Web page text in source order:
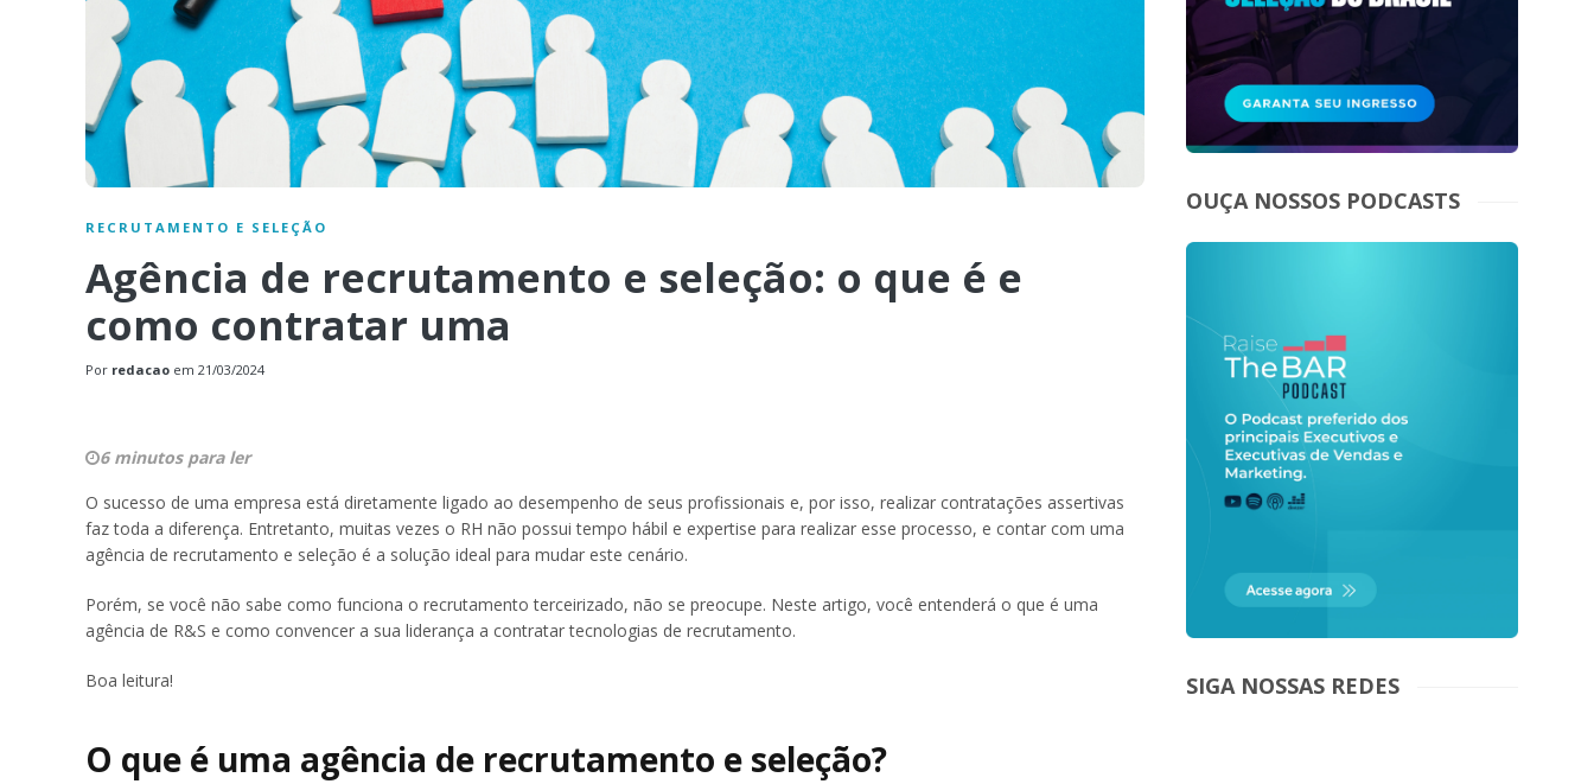
RECRUTAMENTO E SELEÇÃO
Agência de recrutamento e seleção: o que é e
como contratar uma
Por redacao em 21/03/2024
6 minutos para ler
O sucesso de uma empresa está diretamente ligado ao desempenho de seus profissionais e, por isso, realizar contratações assertivas
faz toda a diferença. Entretanto, muitas vezes o RH não possui tempo hábil e expertise para realizar esse processo, e contar com uma
agência de recrutamento e seleção é a solução ideal para mudar este cenário.
Porém, se você não sabe como funciona o recrutamento terceirizado, não se preocupe. Neste artigo, você entenderá o que é uma
agência de R&S e como convencer a sua liderança a contratar tecnologias de recrutamento.
Boa leitura!
O que é uma agência de recrutamento e seleção?
OUÇA NOSSOS PODCASTS
SIGA NOSSAS REDES